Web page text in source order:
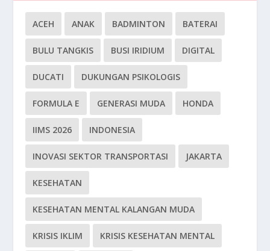
ACEH ANAK BADMINTON BATERAI
BULU TANGKIS BUSI IRIDIUM DIGITAL
DUCATI DUKUNGAN PSIKOLOGIS
FORMULA E GENERASI MUDA HONDA
IIMS 2026 INDONESIA
INOVASI SEKTOR TRANSPORTASI JAKARTA
KESEHATAN
KESEHATAN MENTAL KALANGAN MUDA
KRISIS IKLIM KRISIS KESEHATAN MENTAL